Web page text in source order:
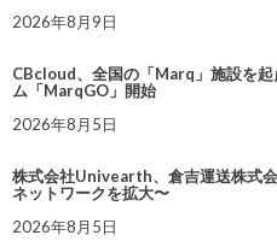
2026年8月9日
CBcloud、全国の「Marq」施設を
ム「MarqGO」開始
2026年8月5日
株式会社Univearth、倉吉運送株式
ネットワークを拡大〜
2026年8月5日